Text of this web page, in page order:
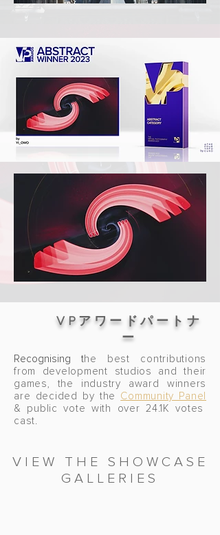
VPアワードパートナ
ー
​Recognising the best contributions
from development studios and their
games, the industry award winners
are decided by the Community Panel
& public vote with over 24.1K votes
cast.
VIEW THE SHOWCASE
GALLERIES